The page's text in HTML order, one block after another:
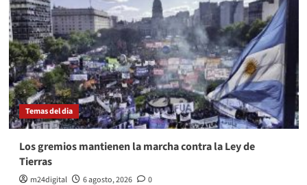
Temas del dia
Los gremios mantienen la marcha contra la Ley de
Tierras
m24digital 6 agosto, 2026 0